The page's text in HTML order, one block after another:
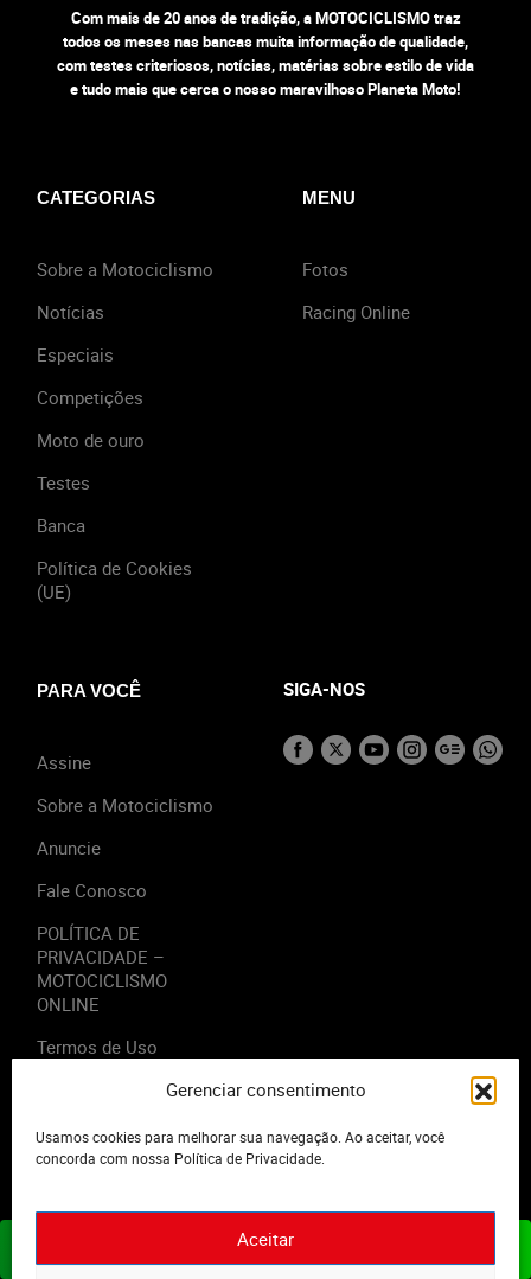
Gerenciar consentimento
Usamos cookies para melhorar sua navegação. Ao aceitar, você
concorda com nossa Política de Privacidade.
Aceitar
Com mais de 20 anos de tradição, a MOTOCICLISMO traz
todos os meses nas bancas muita informação de qualidade,
com testes criteriosos, notícias, matérias sobre estilo de vida
e tudo mais que cerca o nosso maravilhoso Planeta Moto!
CATEGORIAS
Sobre a Motociclismo
Notícias
Especiais
Competições
Moto de ouro
Testes
Banca
Política de Cookies
(UE)
MENU
Fotos
Racing Online
PARA VOCÊ
Assine
Sobre a Motociclismo
Anuncie
Fale Conosco
POLÍTICA DE
PRIVACIDADE –
MOTOCICLISMO
ONLINE
Termos de Uso
SIGA-NOS
2023 - Editora Motor Midia. Todos os direitos reservados.
ASSINE JÁ